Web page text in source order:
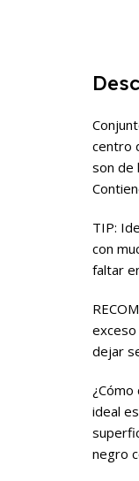
centro
son de
TIP:
con
faltar
dejar
ideal
negro